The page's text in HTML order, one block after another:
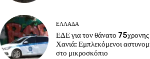
ΕΛΛΑΔΑ
ΕΔΕ για τον θάνατο
Χανιά: Εμπλεκόμενοι
στο μικροσκόπιο